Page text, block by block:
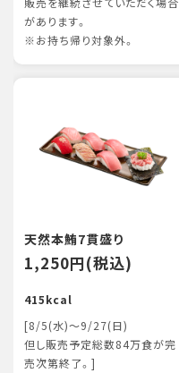
があります。
※お持ち帰り対象外。
天然本鮪7貫盛り
1,250円(税込)
415kcal
[8/5(水)～9/27(日)
但し販売予定総数84万食が完
売次第終了。]